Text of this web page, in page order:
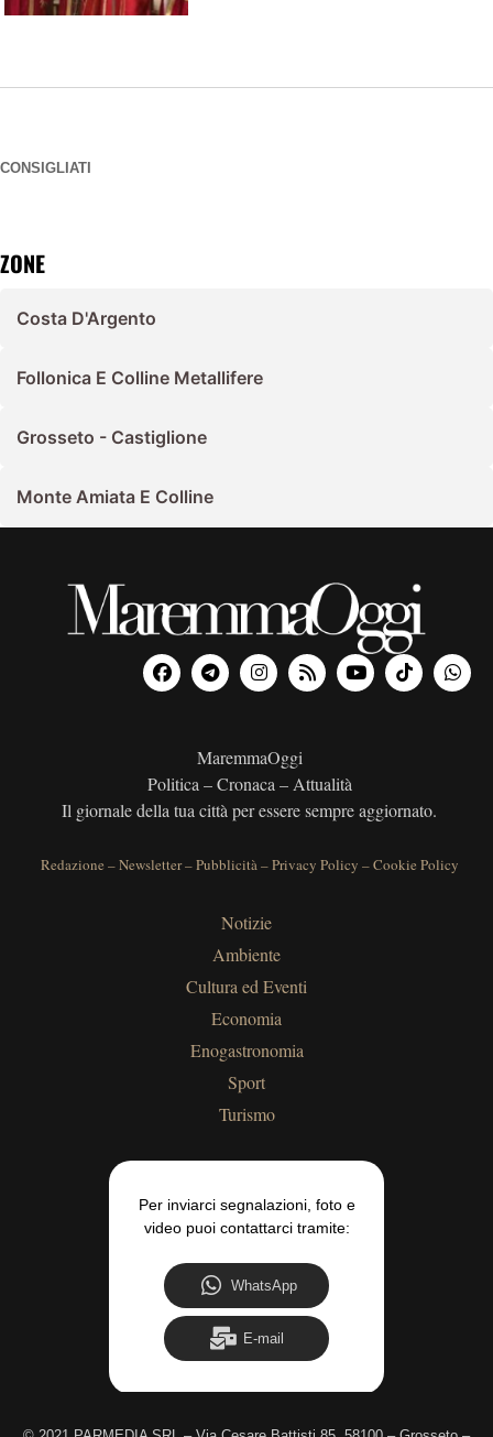
CONSIGLIATI
ZONE
Costa D'Argento
Follonica E Colline Metallifere
Grosseto - Castiglione
Monte Amiata E Colline
MaremmaOggi
Politica – Cronaca – Attualità
Il giornale della tua città per essere sempre aggiornato.
Redazione –Newsletter–Pubblicità–Privacy Policy –Cookie Policy
Notizie
Ambiente
Cultura ed Eventi
Economia
Enogastronomia
Sport
Turismo
Per inviarci segnalazioni, foto e
video puoi contattarci tramite:
WhatsApp
E-mail